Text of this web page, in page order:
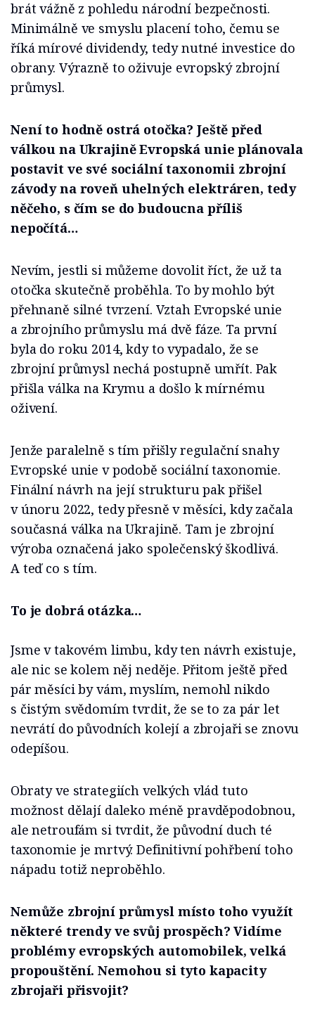
brát vážně z pohledu národní bezpečnosti.
Minimálně ve smyslu placení toho, čemu se
říká mírové dividendy, tedy nutné investice do
obrany. Výrazně to oživuje evropský zbrojní
průmysl.
Není to hodně ostrá otočka? Ještě před
válkou na Ukrajině Evropská unie plánovala
postavit ve své sociální taxonomii zbrojní
závody na roveň uhelných elektráren, tedy
něčeho, s čím se do budoucna příliš
nepočítá…
Nevím, jestli si můžeme dovolit říct, že už ta
otočka skutečně proběhla. To by mohlo být
přehnaně silné tvrzení. Vztah Evropské unie
a zbrojního průmyslu má dvě fáze. Ta první
byla do roku 2014, kdy to vypadalo, že se
zbrojní průmysl nechá postupně umřít. Pak
přišla válka na Krymu a došlo k mírnému
oživení.
Jenže paralelně s tím přišly regulační snahy
Evropské unie v podobě sociální taxonomie.
Finální návrh na její strukturu pak přišel
v únoru 2022, tedy přesně v měsíci, kdy začala
současná válka na Ukrajině. Tam je zbrojní
výroba označená jako společenský škodlivá.
A teď co s tím.
To je dobrá otázka…
Jsme v takovém limbu, kdy ten návrh existuje,
ale nic se kolem něj neděje. Přitom ještě před
pár měsíci by vám, myslím, nemohl nikdo
s čistým svědomím tvrdit, že se to za pár let
nevrátí do původních kolejí a zbrojaři se znovu
odepíšou.
Obraty ve strategiích velkých vlád tuto
možnost dělají daleko méně pravděpodobnou,
ale netroufám si tvrdit, že původní duch té
taxonomie je mrtvý. Definitivní pohřbení toho
nápadu totiž neproběhlo.
Nemůže zbrojní průmysl místo toho využít
některé trendy ve svůj prospěch? Vidíme
problémy evropských automobilek, velká
propouštění. Nemohou si tyto kapacity
zbrojaři přisvojit?